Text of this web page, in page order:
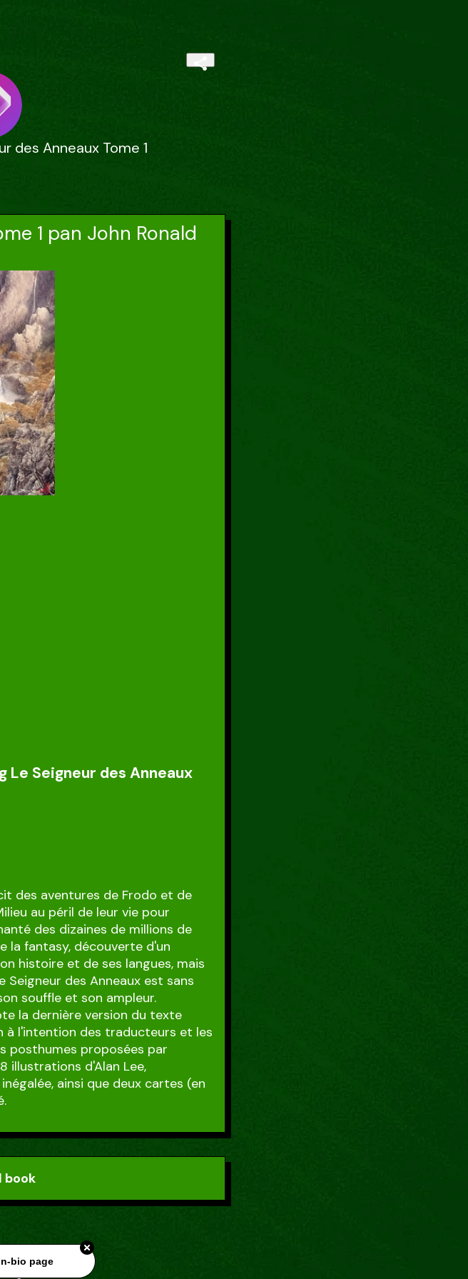
des Anneaux Tome 1
1 pan John Ronald
Le Seigneur des Anneaux
des aventures de Frodo et de
au péril de leur vie pour
des dizaines de millions de
la fantasy, découverte d'un
histoire et de ses langues, mais
des Anneaux est sans
souffle et son ampleur.
la dernière version du texte
à l'intention des traducteurs et les
posthumes proposées par
illustrations d'Alan Lee,
ainsi que deux cartes (en
book
bio page